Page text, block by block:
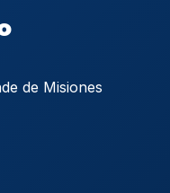
de Misiones